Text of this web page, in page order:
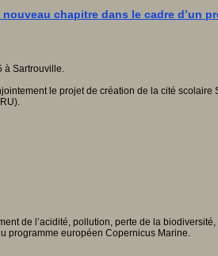
chapitre dans le cadre d’un
le projet de création de la cité
de l’acidité, pollution, perte de la
programme européen Copernicus Marine.